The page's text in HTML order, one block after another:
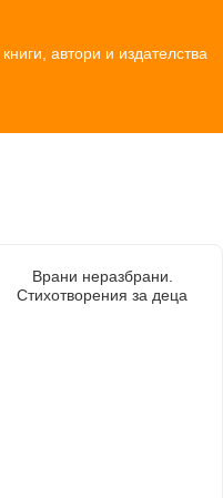
автори и издателства
Врани неразбрани.
Стихотворения за деца